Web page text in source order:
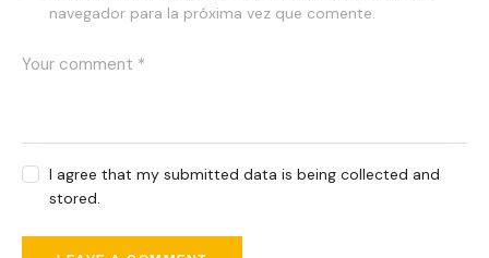
navegador para la próxima vez que comente.
I agree that my submitted data is being collected and
stored.